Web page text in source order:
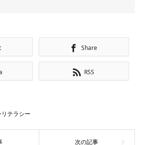
Share
RSS
テラシー